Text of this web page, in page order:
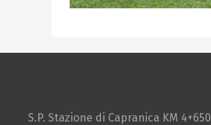
S.P. Stazione di Capranica KM 4+650